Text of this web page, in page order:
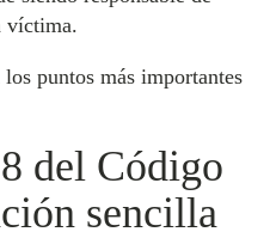
víctima.
puntos más importantes
del Código
sencilla